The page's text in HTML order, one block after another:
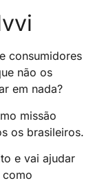
consumidores
não os
em nada?
missão
os brasileiros.
e vai ajudar
como